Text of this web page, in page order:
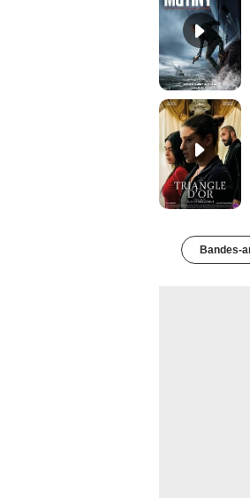
Le Triangle d'or Bande-annonce VF
Bandes-